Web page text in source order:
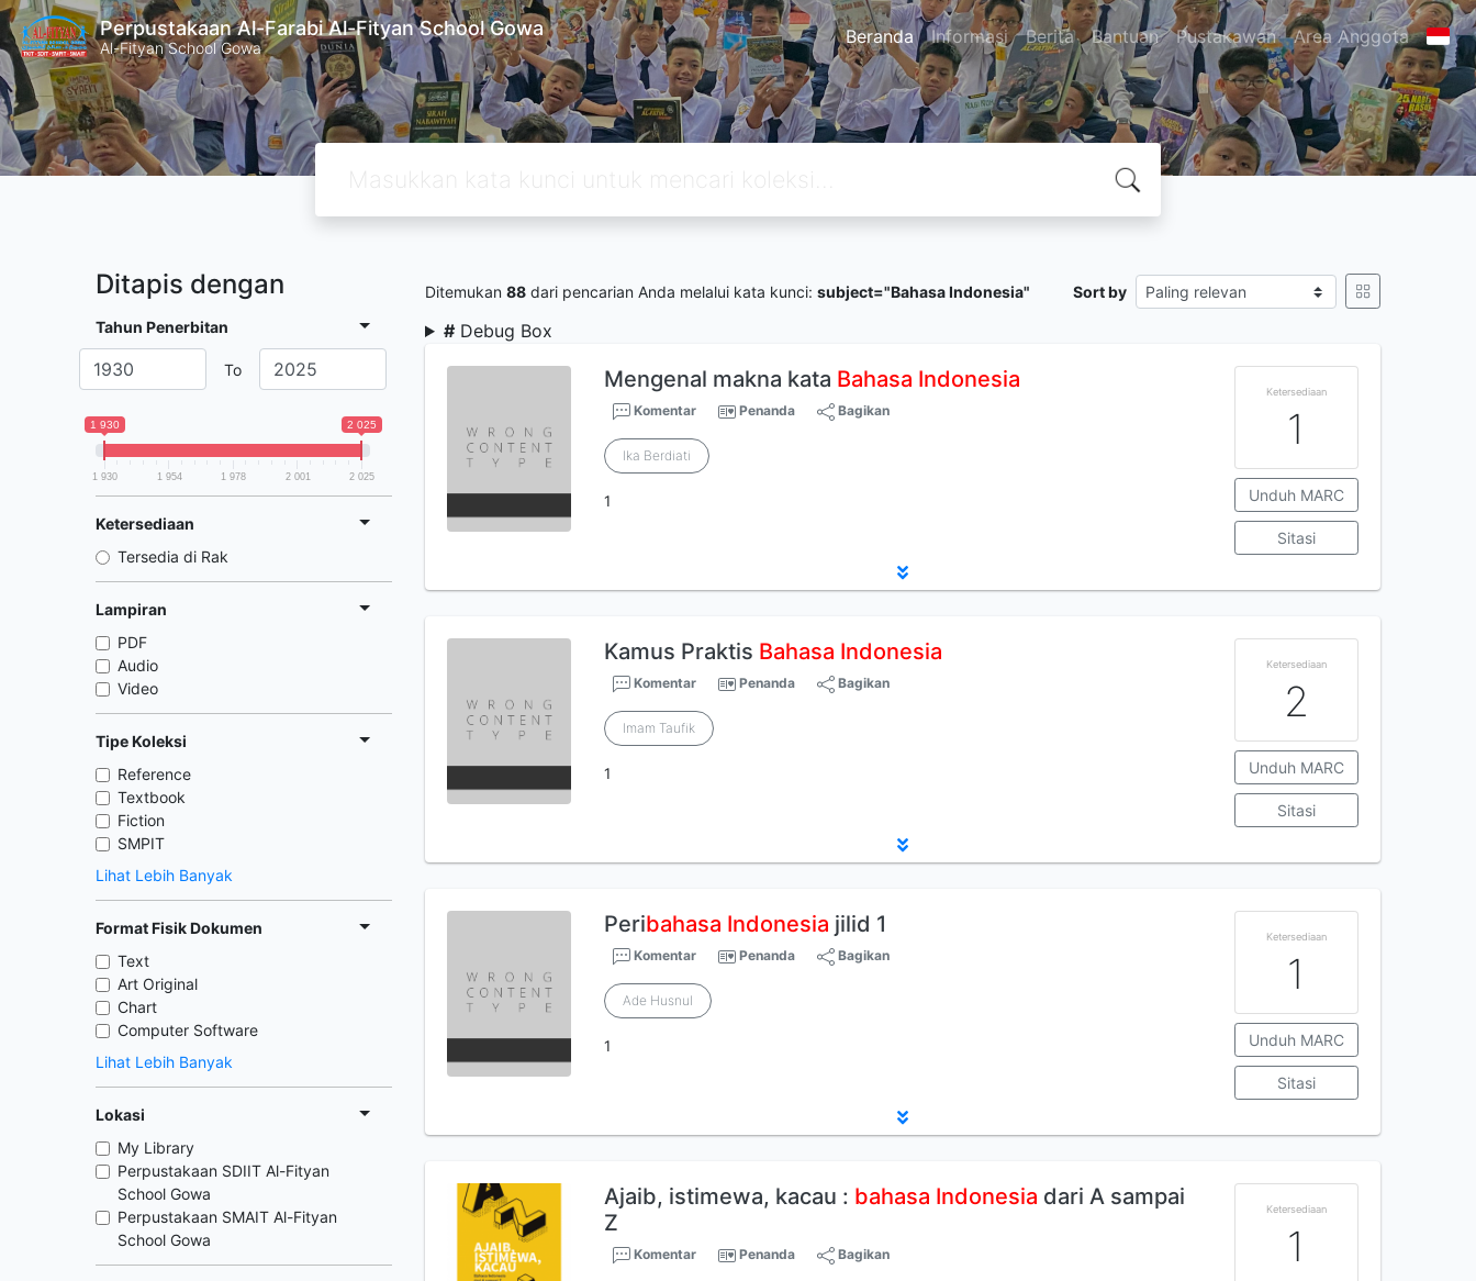
Perpustakaan Al-Farabi Al-Fityan School Gowa
Al-Fityan School Gowa Beranda Informasi Berita Bantuan Pustakawan Area Anggota
Ditapis dengan
Tahun Penerbitan
To
1 930 2 025
1 930 1 954 1 978 2 001 2 025
Ketersediaan
Tersedia di Rak
Lampiran
PDF
Audio
Video
Tipe Koleksi
Reference
Textbook
Fiction
SMPIT
Lihat Lebih Banyak
Format Fisik Dokumen
Text
Art Original
Chart
Computer Software
Lihat Lebih Banyak
Lokasi
My Library
Perpustakaan SDIIT Al-Fityan
School Gowa
Perpustakaan SMAIT Al-Fityan
School Gowa
Ditemukan 88 dari pencarian Anda melalui kata kunci: subject="Bahasa Indonesia" Sort by
# Debug Box
Mengenal makna kata Bahasa Indonesia
Komentar Penanda Bagikan
Ika Berdiati
1
Ketersediaan
1
Unduh MARC
Sitasi
Kamus Praktis Bahasa Indonesia
Komentar Penanda Bagikan
Imam Taufik
1
Ketersediaan
2
Unduh MARC
Sitasi
Peribahasa Indonesia jilid 1
Komentar Penanda Bagikan
Ade Husnul
1
Ketersediaan
1
Unduh MARC
Sitasi
Ajaib, istimewa, kacau : bahasa Indonesia dari A sampai
Z
Komentar Penanda Bagikan
Ketersediaan
1